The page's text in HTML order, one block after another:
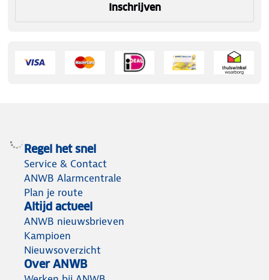
Inschrijven
Regel het snel
Service & Contact
ANWB Alarmcentrale
Plan je route
Altijd actueel
ANWB nieuwsbrieven
Kampioen
Nieuwsoverzicht
Over ANWB